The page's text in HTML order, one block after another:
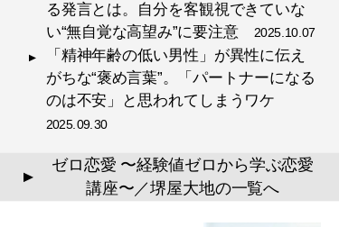
る発言とは。自分を客観視できていな
い“無自覚な高望み”に要注意 2025.10.07
「精神年齢の低い男性」が異性に伝え
がちな“褒め言葉”。「パートナーになる
のは不安」と思われてしまうワケ
2025.09.30
▲
ゼロ恋愛 〜経験値ゼロから学ぶ恋愛
講座〜／堺屋大地の一覧へ